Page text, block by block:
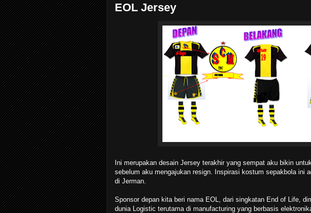
EOL Jersey
Ini merupakan desain Jersey terakhir yang sempat aku bikin
sebelum aku mengajukan resign. Inspirasi kostum sepakbola ini
di Jerman.
Sponsor depan kita beri nama EOL, dari singkatan End of Life,
dunia Logistic terutama di manufacturing yang berbasis